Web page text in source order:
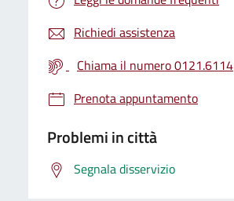
Richiedi assistenza
Chiama il numero 0121.6114
Prenota appuntamento
Problemi in città
Segnala disservizio